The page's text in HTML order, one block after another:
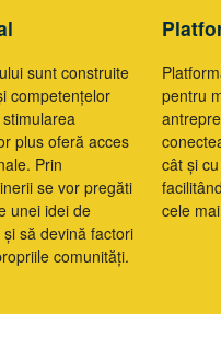
sunt construite
competențelor
plus oferă acces
Prin
se vor pregăti
unei idei de
să devină factori
comunități.
pentru
cât și
cele